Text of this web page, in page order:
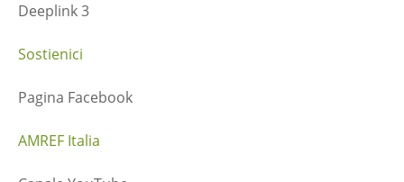
Deeplink 3
Sostienici
Pagina Facebook
AMREF Italia